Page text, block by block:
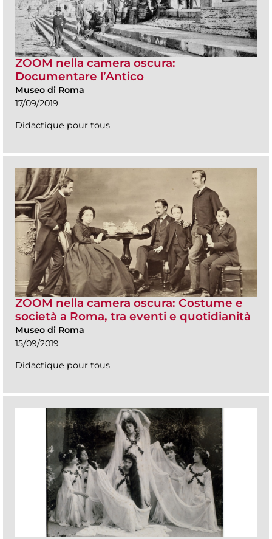
ZOOM nella camera oscura:
Documentare l’Antico
Museo di Roma
17/09/2019
Didactique pour tous
ZOOM nella camera oscura: Costume e
società a Roma, tra eventi e quotidianità
Museo di Roma
15/09/2019
Didactique pour tous